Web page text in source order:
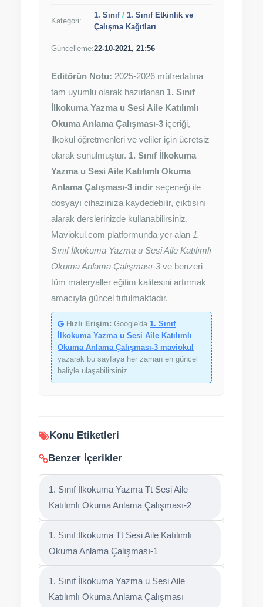
Kategori:
1. Sınıf/ 1. Sınıf Etkinlik ve
Çalışma Kağıtları
Güncelleme:22-10-2021, 21:56
Editörün Notu: 2025-2026 müfredatına
tam uyumlu olarak hazırlanan 1. Sınıf
İlkokuma Yazma u Sesi Aile Katılımlı
Okuma Anlama Çalışması-3 içeriği,
ilkokul öğretmenleri ve veliler için ücretsiz
olarak sunulmuştur. 1. Sınıf İlkokuma
Yazma u Sesi Aile Katılımlı Okuma
Anlama Çalışması-3 indir seçeneği ile
dosyayı cihazınıza kaydedebilir, çıktısını
alarak derslerinizde kullanabilirsiniz.
Maviokul.com platformunda yer alan 1.
Sınıf İlkokuma Yazma u Sesi Aile Katılımlı
Okuma Anlama Çalışması-3 ve benzeri
tüm materyaller eğitim kalitesini artırmak
amacıyla güncel tutulmaktadır.
Hızlı Erişim: Google'da 1. Sınıf
İlkokuma Yazma u Sesi Aile Katılımlı
Okuma Anlama Çalışması-3 maviokul
yazarak bu sayfaya her zaman en güncel
haliyle ulaşabilirsiniz.
Konu Etiketleri
Benzer İçerikler
1. Sınıf İlkokuma Yazma Tt Sesi Aile
Katılımlı Okuma Anlama Çalışması-2
1. Sınıf İlkokuma Tt Sesi Aile Katılımlı
Okuma Anlama Çalışması-1
1. Sınıf İlkokuma Yazma u Sesi Aile
Katılımlı Okuma Anlama Çalışması